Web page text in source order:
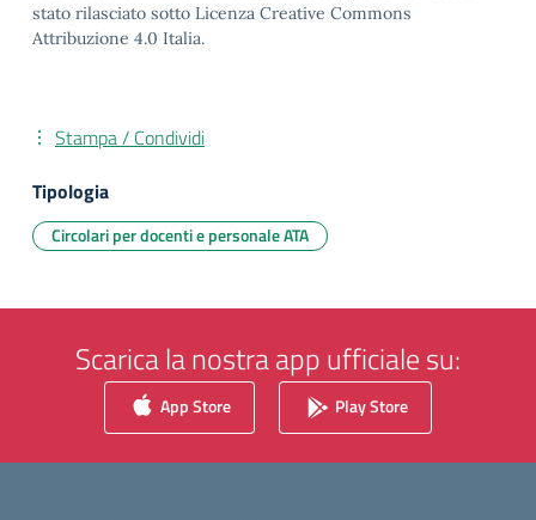
stato rilasciato sotto Licenza Creative Commons
Attribuzione 4.0 Italia.
Stampa / Condividi
Tipologia
Circolari per docenti e personale ATA
Scarica la nostra app ufficiale su:
App Store Play Store